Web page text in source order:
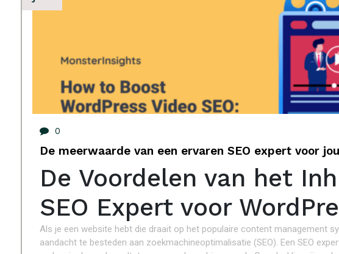
0
De meerwaarde van een ervaren SEO expert voor
De Voordelen van het
SEO Expert voor
Als je een website hebt die draait op het populaire content management
aandacht te besteden aan zoekmachineoptimalisatie (SEO). Een SEO